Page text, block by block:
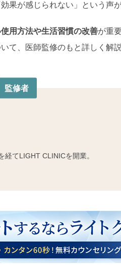
果が感じられない」という声が
用方法や生活習慣の改善が重
て、医師監修のもと詳しく解
監修者
経てLIGHT CLINICを開業。